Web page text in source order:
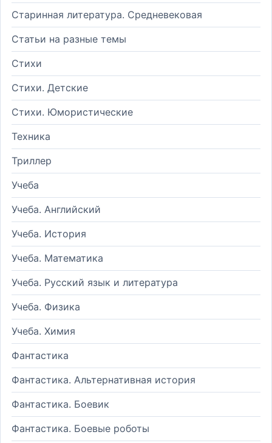
Старинная литература. Средневековая
Статьи на разные темы
Стихи
Стихи. Детские
Стихи. Юмористические
Техника
Триллер
Учеба
Учеба. Английский
Учеба. История
Учеба. Математика
Учеба. Русский язык и литература
Учеба. Физика
Учеба. Химия
Фантастика
Фантастика. Альтернативная история
Фантастика. Боевик
Фантастика. Боевые роботы